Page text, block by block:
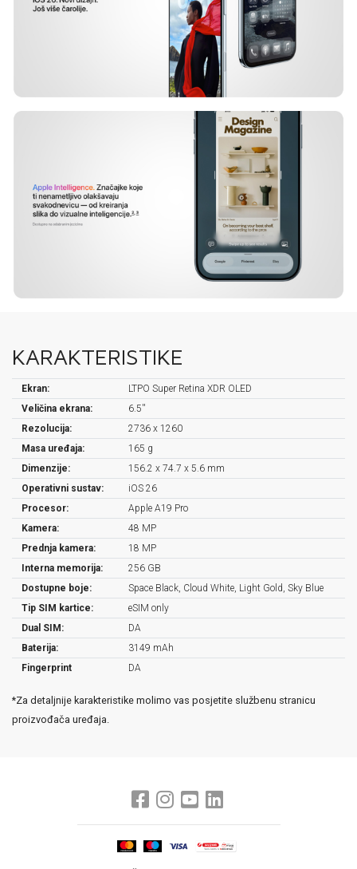
KARAKTERISTIKE
Ekran:
LTPO Super Retina XDR OLED
Veličina ekrana:
6.5''
Rezolucija:
2736 x 1260
Masa uređaja:
165 g
Dimenzije:
156.2 x 74.7 x 5.6 mm
Operativni sustav:
iOS 26
Procesor:
Apple A19 Pro
Kamera:
48 MP
Prednja kamera:
18 MP
Interna memorija:
256 GB
Dostupne boje:
Space Black, Cloud White, Light Gold, Sky Blue
Tip SIM kartice:
eSIM only
Dual SIM:
DA
Baterija:
3149 mAh
Fingerprint
DA
*Za detaljnije karakteristike molimo vas posjetite službenu stranicu
proizvođača uređaja.